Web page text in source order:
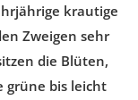
krautige
Zweigen sehr
die Blüten,
grüne bis leicht